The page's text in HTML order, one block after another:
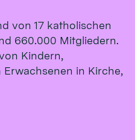
von 17 katholischen
660.000 Mitgliedern.
Kindern,
in Kirche,